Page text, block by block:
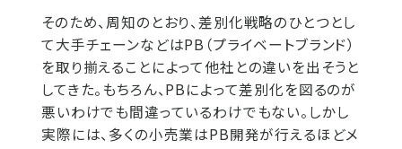
そのため、周知のとおり、差別化戦略のひとつとし
て大手チェーンなどはPB（プライベートブランド）
を取り揃えることによって他社との違いを出そうと
してきた。もちろん、PBによって差別化を図るのが
悪いわけでも間違っているわけでもない。しかし
実際には、多くの小売業はPB開発が行えるほどメ